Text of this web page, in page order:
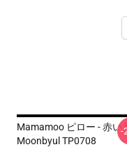
Mamamoo ピロー - 赤い
Moonbyul TP0708
-